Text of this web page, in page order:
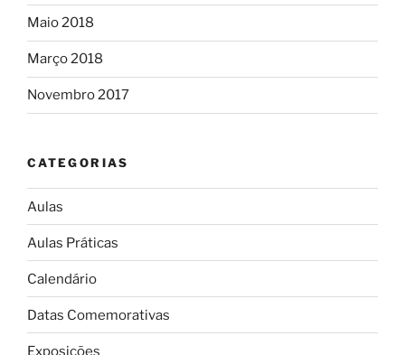
Maio 2018
Março 2018
Novembro 2017
CATEGORIAS
Aulas
Aulas Práticas
Calendário
Datas Comemorativas
Exposições